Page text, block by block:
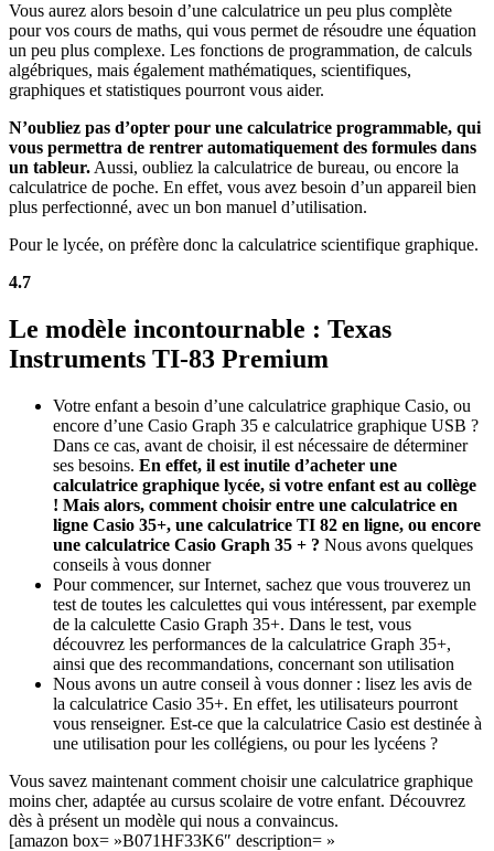
Vous aurez alors besoin d’une calculatrice un peu plus complète
pour vos cours de maths, qui vous permet de résoudre une équation
un peu plus complexe. Les fonctions de programmation, de calculs
algébriques, mais également mathématiques, scientifiques,
graphiques et statistiques pourront vous aider.
N’oubliez pas d’opter pour une calculatrice programmable, qui
vous permettra de rentrer automatiquement des formules dans
un tableur. Aussi, oubliez la calculatrice de bureau, ou encore la
calculatrice de poche. En effet, vous avez besoin d’un appareil bien
plus perfectionné, avec un bon manuel d’utilisation.
Pour le lycée, on préfère donc la calculatrice scientifique graphique.
4.7
Le modèle incontournable : Texas
Instruments TI-83 Premium
Votre enfant a besoin d’une calculatrice graphique Casio, ou
encore d’une Casio Graph 35 e calculatrice graphique USB ?
Dans ce cas, avant de choisir, il est nécessaire de déterminer
ses besoins. En effet, il est inutile d’acheter une
calculatrice graphique lycée, si votre enfant est au collège
! Mais alors, comment choisir entre une calculatrice en
ligne Casio 35+, une calculatrice TI 82 en ligne, ou encore
une calculatrice Casio Graph 35 + ? Nous avons quelques
conseils à vous donner
Pour commencer, sur Internet, sachez que vous trouverez un
test de toutes les calculettes qui vous intéressent, par exemple
de la calculette Casio Graph 35+. Dans le test, vous
découvrez les performances de la calculatrice Graph 35+,
ainsi que des recommandations, concernant son utilisation
Nous avons un autre conseil à vous donner : lisez les avis de
la calculatrice Casio 35+. En effet, les utilisateurs pourront
vous renseigner. Est-ce que la calculatrice Casio est destinée à
une utilisation pour les collégiens, ou pour les lycéens ?
Vous savez maintenant comment choisir une calculatrice graphique
moins cher, adaptée au cursus scolaire de votre enfant. Découvrez
dès à présent un modèle qui nous a convaincus.
[amazon box= »B071HF33K6″ description= »